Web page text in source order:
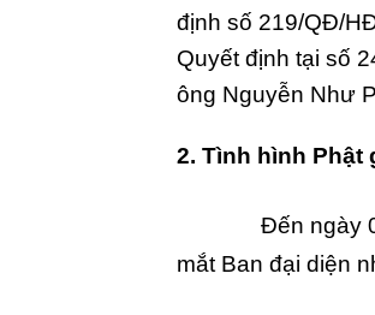
định số 219/QĐ/
Quyết định tại số
ông Nguyễn Như
2. Tình hình Phật
Đến ngày
mắt Ban đại diện